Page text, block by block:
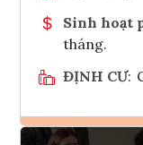
Sinh hoạt
tháng.
ĐỊNH CƯ: